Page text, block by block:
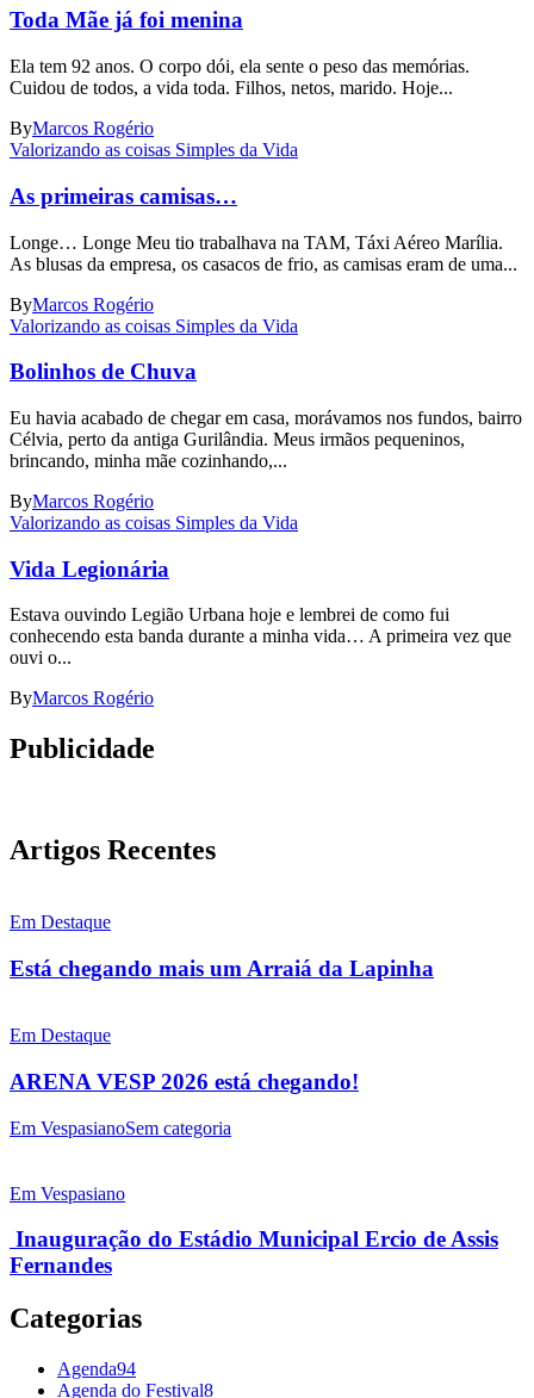
Toda Mãe já foi menina
Ela tem 92 anos. O corpo dói, ela sente o peso das memórias.
Cuidou de todos, a vida toda. Filhos, netos, marido. Hoje...
ByMarcos Rogério
Valorizando as coisas Simples da Vida
As primeiras camisas…
Longe… Longe Meu tio trabalhava na TAM, Táxi Aéreo Marília.
As blusas da empresa, os casacos de frio, as camisas eram de uma...
ByMarcos Rogério
Valorizando as coisas Simples da Vida
Bolinhos de Chuva
Eu havia acabado de chegar em casa, morávamos nos fundos, bairro
Célvia, perto da antiga Gurilândia. Meus irmãos pequeninos,
brincando, minha mãe cozinhando,...
ByMarcos Rogério
Valorizando as coisas Simples da Vida
Vida Legionária
Estava ouvindo Legião Urbana hoje e lembrei de como fui
conhecendo esta banda durante a minha vida… A primeira vez que
ouvi o...
ByMarcos Rogério
Publicidade
Artigos Recentes
Em Destaque
Está chegando mais um Arraiá da Lapinha
Em Destaque
ARENA VESP 2026 está chegando!
Em VespasianoSem categoria
Em Vespasiano
Inauguração do Estádio Municipal Ercio de Assis
Fernandes
Categorias
Agenda94
Agenda do Festival8